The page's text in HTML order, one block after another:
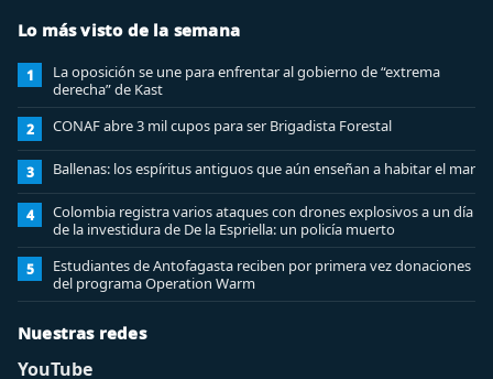
Lo más visto de la semana
1
La oposición se une para enfrentar al gobierno de “extrema
derecha” de Kast
2 CONAF abre 3 mil cupos para ser Brigadista Forestal
3 Ballenas: los espíritus antiguos que aún enseñan a habitar el mar
4
Colombia registra varios ataques con drones explosivos a un día
de la investidura de De la Espriella: un policía muerto
5
Estudiantes de Antofagasta reciben por primera vez donaciones
del programa Operation Warm
Nuestras redes
YouTube